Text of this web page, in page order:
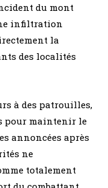
du mont
infiltration
la
des localités
à des patrouilles,
pour maintenir le
annoncées après
ne
totalement